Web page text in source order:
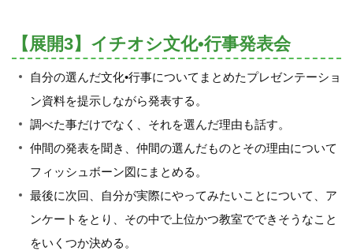
【展開3】イチオシ文化•行事発表会
自分の選んだ文化•行事についてまとめたプレゼンテーショ
ン資料を提示しながら発表する。
調べた事だけでなく、それを選んだ理由も話す。
仲間の発表を聞き、仲間の選んだものとその理由について
フィッシュボーン図にまとめる。
最後に次回、自分が実際にやってみたいことについて、ア
ンケートをとり、その中で上位かつ教室でできそうなこと
をいくつか決める。